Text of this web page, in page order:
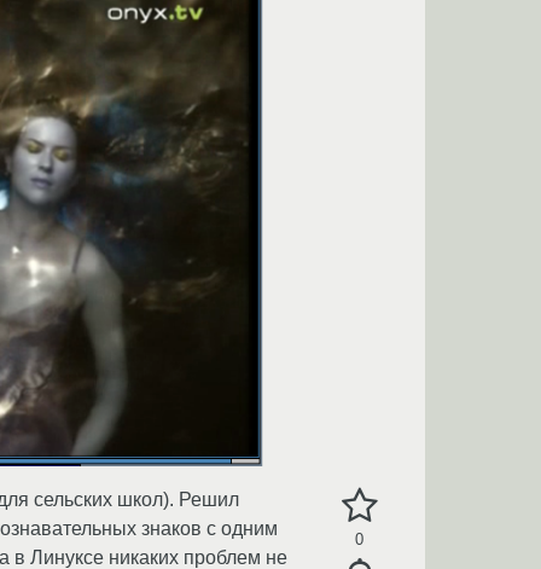
0
сельских школ). Решил
знаков с одним
в Линуксе никаких проблем не